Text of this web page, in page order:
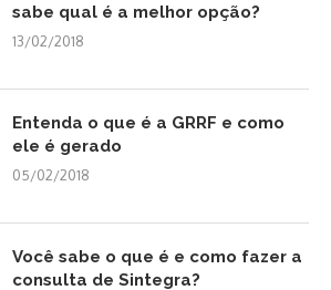
sabe qual é a melhor opção?
13/02/2018
Entenda o que é a GRRF e como
ele é gerado
05/02/2018
Você sabe o que é e como fazer a
consulta de Sintegra?